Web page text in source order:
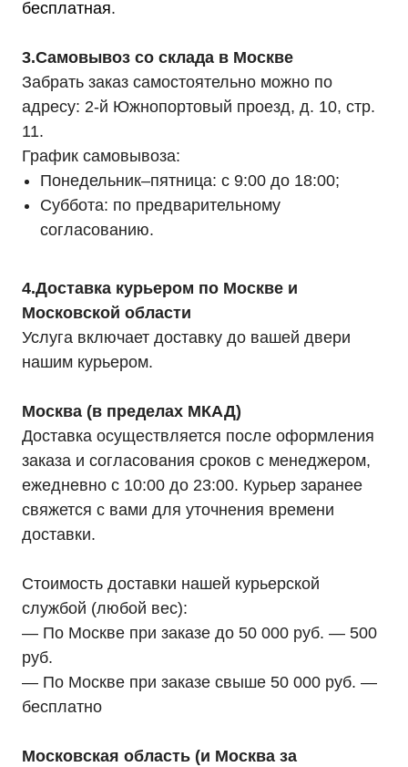
бесплатная.
3.Самовывоз со склада в Москве
Забрать заказ самостоятельно можно по
адресу: 2-й Южнопортовый проезд, д. 10, стр.
11.
График самовывоза:
Понедельник–пятница: с 9:00 до 18:00;
Суббота: по предварительному
согласованию.
4.Доставка курьером по Москве и
Московской области
Услуга включает доставку до вашей двери
нашим курьером.
Москва (в пределах МКАД)
Доставка осуществляется после оформления
заказа и согласования сроков с менеджером,
ежедневно с 10:00 до 23:00. Курьер заранее
свяжется с вами для уточнения времени
доставки.
Стоимость доставки нашей курьерской
службой (любой вес):
— По Москве при заказе до 50 000 руб. — 500
руб.
— По Москве при заказе свыше 50 000 руб. —
бесплатно
Московская область (и Москва за